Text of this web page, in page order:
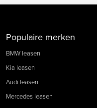
Populaire merken
BMW leasen
Kia leasen
Audi leasen
Mercedes leasen